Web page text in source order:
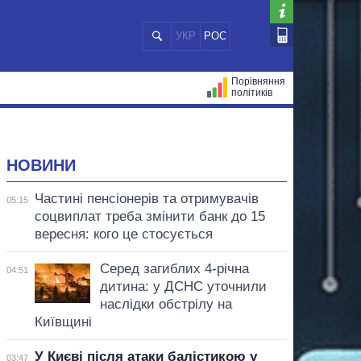
УКР РОС
Порівняння
політиків
НОВИНИ
05:15
Частині пенсіонерів та отримувачів
соцвиплат треба змінити банк до 15
вересня: кого це стосується
04:51
Серед загиблих 4-річна
дитина: у ДСНС уточнили
наслідки обстрілу на
Київщині
03:47
У Києві після атаки балістикою у